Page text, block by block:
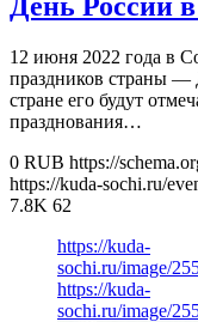
12 июня 2022 года в
праздников страны —
стране его будут
празднования…
0 RUB https://
https://kuda-sochi.ru/
7.8K 62
https://kuda-
sochi.ru/image/
https://kuda-
sochi.ru/image/